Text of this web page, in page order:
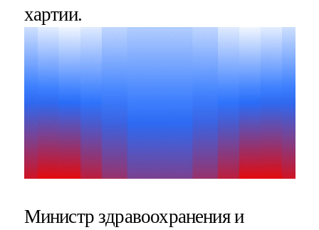
хартии.
Министр здравоохранения и